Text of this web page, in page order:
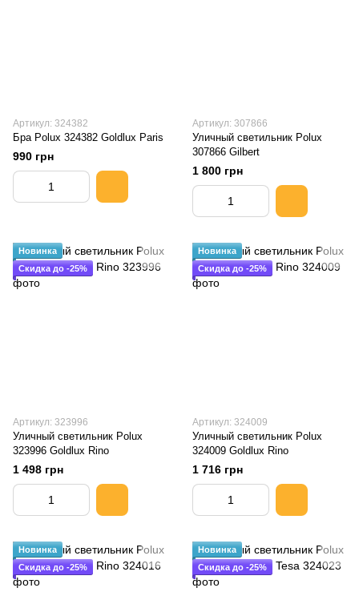
Артикул: 324382
Бра Polux 324382 Goldlux Paris
990 грн
Артикул: 307866
Уличный светильник Polux
307866 Gilbert
1 800 грн
Новинка
Скидка до -25%
Артикул: 323996
Уличный светильник Polux
323996 Goldlux Rino
1 498 грн
Новинка
Скидка до -25%
Артикул: 324009
Уличный светильник Polux
324009 Goldlux Rino
1 716 грн
Новинка
Скидка до -25%
Новинка
Скидка до -25%